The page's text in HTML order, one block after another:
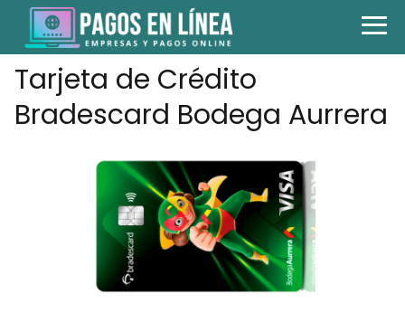
Tarjeta de Crédito
Bradescard Bodega Aurrera